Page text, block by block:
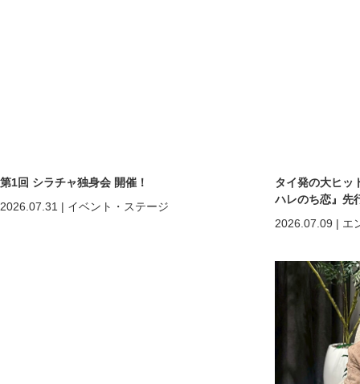
第1回 シラチャ独身会 開催！
2026.07.31 | イベント・ステージ
タイ発の大ヒッ
ハレのち恋』先
2026.07.09 | エ